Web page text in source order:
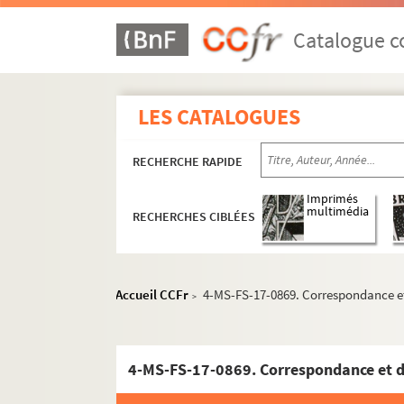
Catalogue
LES CATALOGUES
RECHERCHE RAPIDE
RECHERCHES CIBLÉES
Imprimés
multimédia
Accueil CCFr > 4-MS-FS-17-0869.
4-MS-FS-17-0869. Correspondance et
4-MS-FS-17-0847. Mary, André
Matisse, Henri
8-MS-FS-17-0435. Ménard-Dorian,
4-MS-FS-17-0849. Mercereau, Alexandre
4-MS-FS-17-0850. Mercerot, Léon-
4-MS-FS-17-0851. Merrill, Stuart
Metzinger, Jean
8-MS-FS-17-0436. Meyerhold, Vsevolod
Modigliani, Amedeo
8-MS-FS-17-0439. Molina, E. A. de